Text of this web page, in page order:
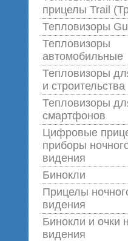
прицелы Trail
Тепловизоры
Тепловизоры
автомобильные
Тепловизоры
и строительства
Тепловизоры
смартфонов
Цифровые
приборы
видения
Бинокли
Прицелы
видения
Бинокли и очки
видения